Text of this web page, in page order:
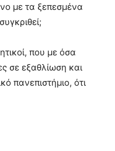
με τα ξεπεσμένα
που με όσα
σε εξαθλίωση και
πανεπιστήμιο, ότι